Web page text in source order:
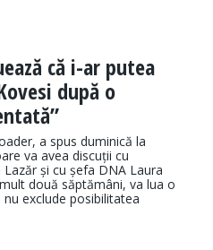
că i-ar putea
după o
a spus duminică la
va avea discuții cu
și cu șefa DNA Laura
două săptămâni, va lua o
exclude posibilitatea